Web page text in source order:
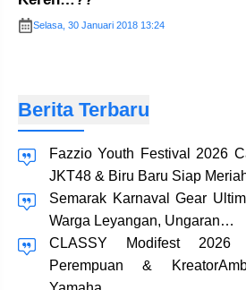
Selasa, 30 Januari 2018 13:24
Berita Terbaru
Fazzio Youth Festival 2026
JKT48 & Biru Baru Siap
Semarak Karnaval Gear
Warga Leyangan, Ungaran…
CLASSY Modifest 2026
Perempuan &